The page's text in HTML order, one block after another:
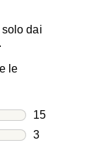
dai
le
15
15
3